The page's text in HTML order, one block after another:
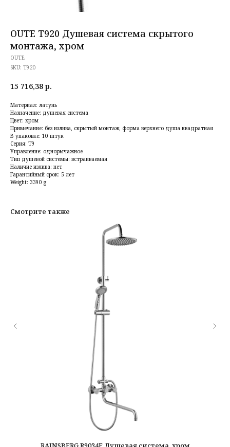
OUTE T920 Душевая система скрытого
монтажа, хром
OUTE
SKU: T920
15 716,38 р.
Материал: латунь
Назначение: душевая система
Цвет: хром
Примечание: без излива, скрытый монтаж, форма верхнего душа квадратная
В упаковке: 10 штук
Серия: T9
Управление: однорычажное
Тип душевой системы: встраиваемая
Наличие излива: нет
Гарантийный срок: 5 лет
Weight: 3390 g
Смотрите также